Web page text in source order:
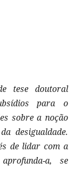
tese doutoral
para o
sobre a noção
desigualdade.
de lidar com a
a, se